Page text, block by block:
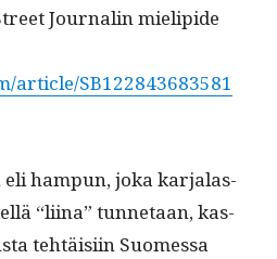
Jour­nalin mielipi­de
article/SB122843683581
ham­pun, joka kar­jalas­
“liina” tun­netaan, kas­
tehtäisi­in Suomes­sa